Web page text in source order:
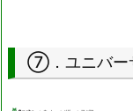
⑦．ユニバー